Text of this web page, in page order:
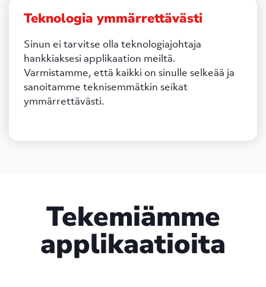
Teknologia ymmärrettävästi
Sinun ei tarvitse olla teknologiajohtaja
hankkiaksesi applikaation meiltä.
Varmistamme, että kaikki on sinulle selkeää ja
sanoitamme teknisemmätkin seikat
ymmärrettävästi.
Tekemiämme
applikaatioita